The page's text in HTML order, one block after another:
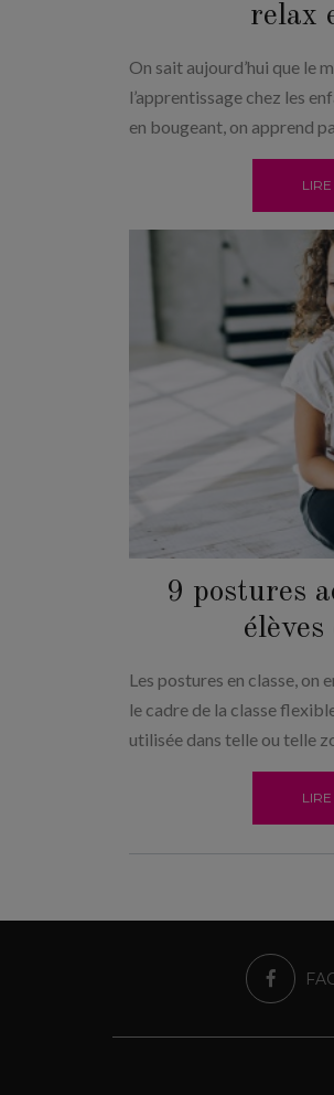
relax
On sait aujourd’hui que le
l’apprentissage chez les
en bougeant, on apprend
9 postures
élèves
Les postures en classe, on
le cadre de la classe
utilisée dans telle ou telle